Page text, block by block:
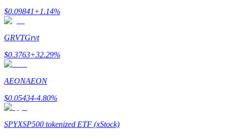
Kazan
Power Piggy
$0.09841+1.14%
GRVTGrvt
$0.3763+32.29%
AEONAEON
$0.05434-4.80%
SPYXSP500 tokenized ETF (xStock)